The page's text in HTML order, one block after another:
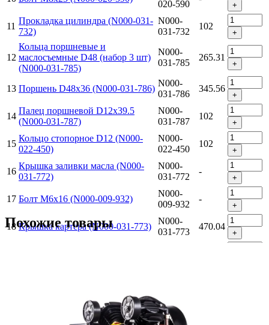
020-590 +
11
Прокладка цилиндра (N000-031-
732)
N000-
031-732
102
+
12
Кольца поршневые и
маслосъемные D48 (набор 3 шт)
(N000-031-785)
N000-
031-785
265.31
+
13 Поршень D48х36 (N000-031-786)
N000-
031-786
345.56
+
14
Палец поршневой D12х39.5
(N000-031-787)
N000-
031-787
102
+
15
Кольцо стопорное D12 (N000-
022-450)
N000-
022-450
102
+
16
Крышка заливки масла (N000-
031-772)
N000-
031-772
-
+
17 Болт M6x16 (N000-009-932)
N000-
009-932
-
+
18 Крышка картера (N000-031-773)
N000-
031-773
470.04
+
Кольцо уплотнительное D16х1.8 N000-
031-776
Похожие товары